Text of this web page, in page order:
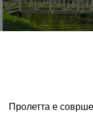
Пролетта е